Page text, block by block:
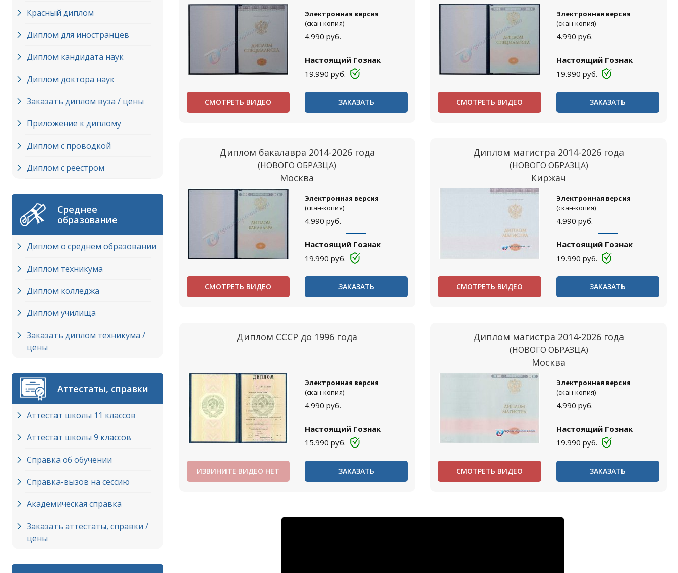
Красный диплом
Диплом для иностранцев
Диплом кандидата наук
Диплом доктора наук
Заказать диплом вуза / цены
Приложение к диплому
Диплом с проводкой
Диплом с реестром
Среднее
образование
Диплом о среднем образовании
Диплом техникума
Диплом колледжа
Диплом училища
Заказать диплом техникума /
цены
Аттестаты, справки
Аттестат школы 11 классов
Аттестат школы 9 классов
Справка об обучении
Справка-вызов на сессию
Академическая справка
Заказать аттестаты, справки /
цены
Электронная версия
(скан-копия)
4.990 руб.
Настоящий Гознак
19.990 руб.
СМОТРЕТЬ ВИДЕО ЗАКАЗАТЬ
Электронная версия
(скан-копия)
4.990 руб.
Настоящий Гознак
19.990 руб.
СМОТРЕТЬ ВИДЕО ЗАКАЗАТЬ
Диплом бакалавра 2014-2026 года
(НОВОГО ОБРАЗЦА)
Москва
Электронная версия
(скан-копия)
4.990 руб.
Настоящий Гознак
19.990 руб.
СМОТРЕТЬ ВИДЕО ЗАКАЗАТЬ
Диплом магистра 2014-2026 года
(НОВОГО ОБРАЗЦА)
Киржач
Электронная версия
(скан-копия)
4.990 руб.
Настоящий Гознак
19.990 руб.
СМОТРЕТЬ ВИДЕО ЗАКАЗАТЬ
Диплом СССР до 1996 года
Электронная версия
(скан-копия)
4.990 руб.
Настоящий Гознак
15.990 руб.
ИЗВИНИТЕ ВИДЕО НЕТ ЗАКАЗАТЬ
Диплом магистра 2014-2026 года
(НОВОГО ОБРАЗЦА)
Москва
Электронная версия
(скан-копия)
4.990 руб.
Настоящий Гознак
19.990 руб.
СМОТРЕТЬ ВИДЕО ЗАКАЗАТЬ